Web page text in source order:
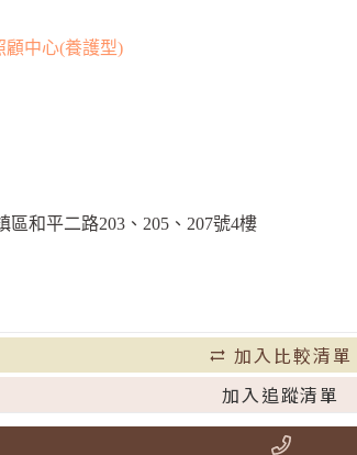
顧中心(養護型)
區和平二路203、205、207號4樓
加入比較清單
加入追蹤清單